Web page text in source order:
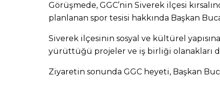
Görüşmede, GGC’nin Siverek ilçesi
planlanan spor tesisi hakkında Başkan
Siverek ilçesinin sosyal ve kültürel
yürüttüğü projeler ve iş birliği olanakları
Ziyaretin sonunda GGC heyeti, Başkan